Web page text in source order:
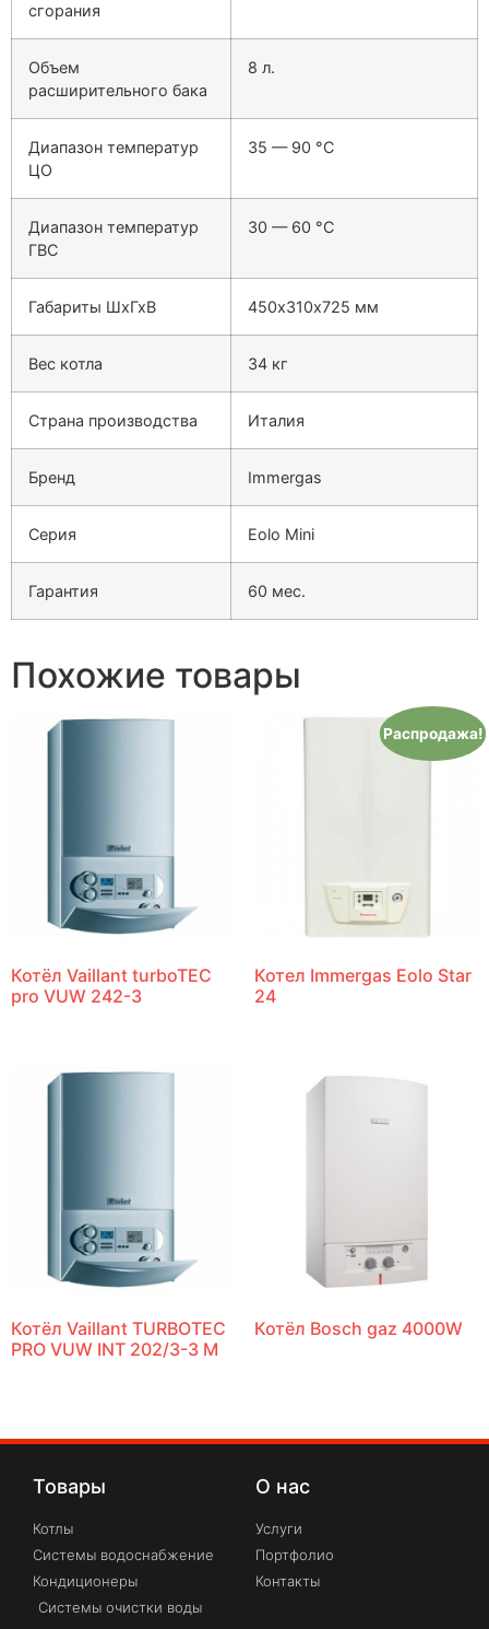
сгорания
Объем
расширительного бака
8 л.
Диапазон температур
ЦО
35 — 90 °C
Диапазон температур
ГВС
30 — 60 °C
Габариты ШхГхВ 450х310х725 мм
Вес котла 34 кг
Страна производства Италия
Бренд Immergas
Серия Eolo Mini
Гарантия 60 мес.
Похожие товары
Котёл Vaillant turboTEC
pro VUW 242-3
Распродажа!
Котел Immergas Eolo Star
24
Котёл Vaillant TURBOTEC
PRO VUW INT 202/3-3 M
Котёл Bosch gaz 4000W
Товары
Котлы
Системы водоснабжение
Кондиционеры
Системы очистки воды
О нас
Услуги
Портфолио
Контакты